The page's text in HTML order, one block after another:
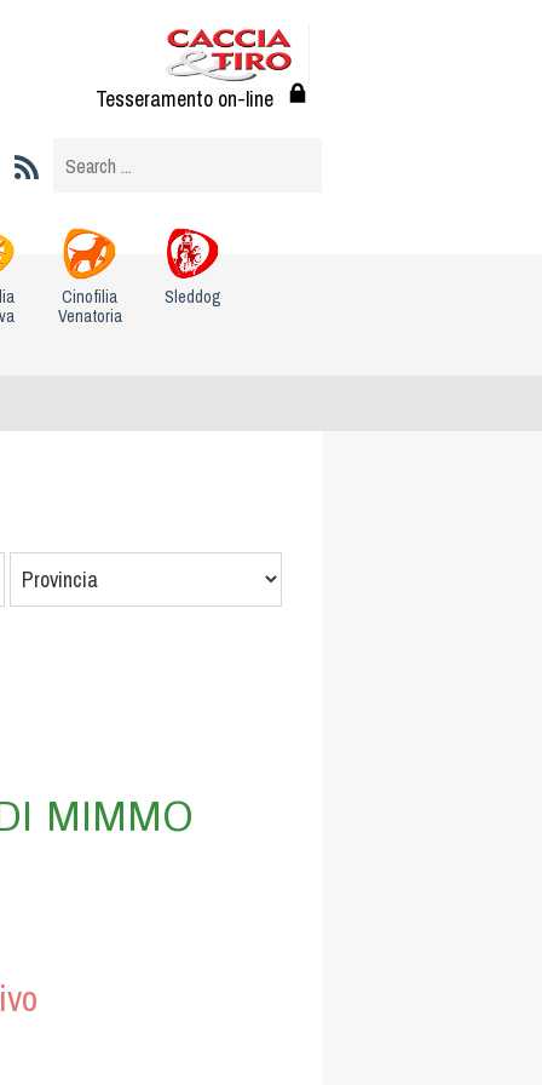
Tesseramento on-line
Cinofilia
Venatoria
Sleddog
MIMMO